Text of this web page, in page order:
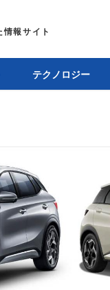
テクノロジー